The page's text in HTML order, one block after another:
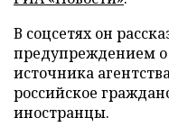
В соцсетях он
предупреждением
источника
российское
иностранцы.